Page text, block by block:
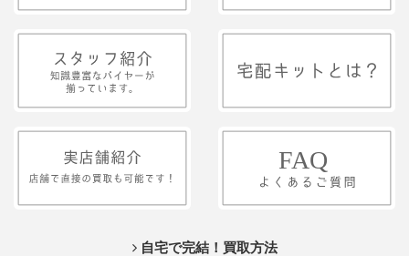
自宅で完結！買取方法